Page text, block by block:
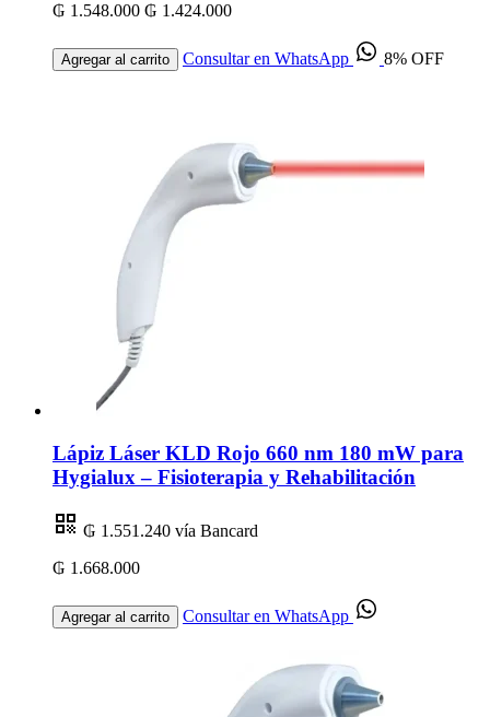
₲ 1.548.000 ₲ 1.424.000
Agregar al carrito Consultar en WhatsApp 8% OFF
Lápiz Láser KLD Rojo 660 nm 180 mW para
Hygialux – Fisioterapia y Rehabilitación
₲ 1.551.240 vía Bancard
₲ 1.668.000
Agregar al carrito Consultar en WhatsApp